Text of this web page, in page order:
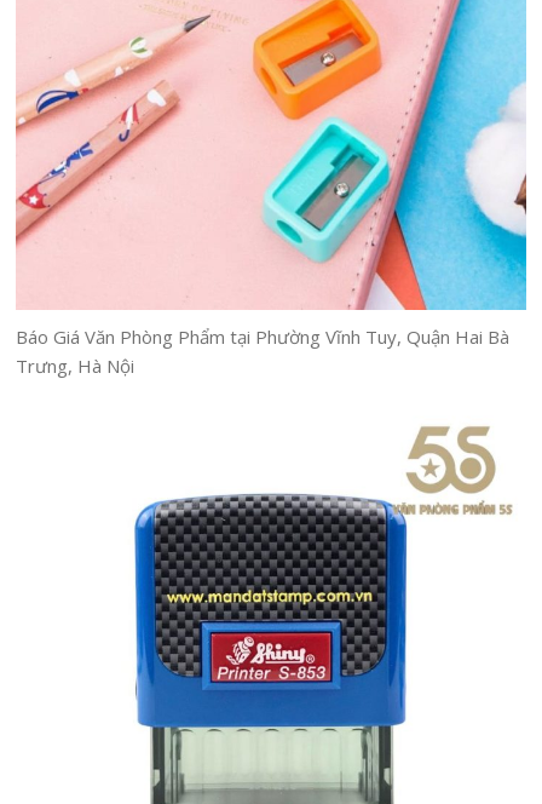
Báo Giá Văn Phòng Phẩm tại Phường Vĩnh Tuy, Quận Hai Bà
Trưng, Hà Nội